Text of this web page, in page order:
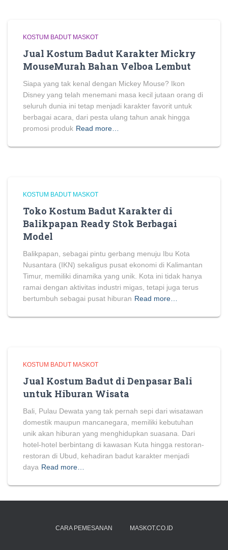
KOSTUM BADUT MASKOT
Jual Kostum Badut Karakter Mickry
MouseMurah Bahan Velboa Lembut
Siapa yang tak kenal dengan Mickey Mouse? Ikon
Disney yang telah menemani masa kecil jutaan orang di
seluruh dunia ini tetap menjadi karakter favorit untuk
berbagai acara, dari pesta ulang tahun anak hingga
promosi produk Read more…
KOSTUM BADUT MASKOT
Toko Kostum Badut Karakter di
Balikpapan Ready Stok Berbagai
Model
Balikpapan, sebagai pintu gerbang menuju Ibu Kota
Nusantara (IKN) sekaligus pusat ekonomi di Kalimantan
Timur, memiliki dinamika yang unik. Kota ini tidak hanya
ramai dengan aktivitas industri migas, tetapi juga terus
bertumbuh sebagai pusat hiburan Read more…
KOSTUM BADUT MASKOT
Jual Kostum Badut di Denpasar Bali
untuk Hiburan Wisata
Bali, Pulau Dewata yang tak pernah sepi dari wisatawan
domestik maupun mancanegara, memiliki kebutuhan
unik akan hiburan yang menghidupkan suasana. Dari
hotel-hotel berbintang di kawasan Kuta hingga restoran-
restoran di Ubud, kehadiran badut karakter menjadi
daya Read more…
CARA PEMESANAN MASKOT.CO.ID